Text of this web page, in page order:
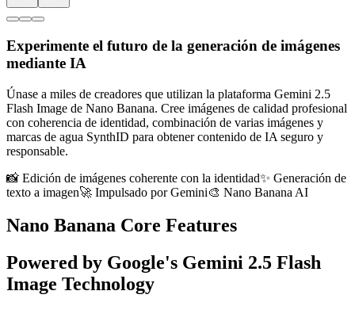
Experimente el futuro de la generación de imágenes
mediante IA
Únase a miles de creadores que utilizan la plataforma Gemini 2.5
Flash Image de Nano Banana. Cree imágenes de calidad profesional
con coherencia de identidad, combinación de varias imágenes y
marcas de agua SynthID para obtener contenido de IA seguro y
responsable.
📸 Edición de imágenes coherente con la identidad✨ Generación de
texto a imagen🚀 Impulsado por Gemini🎨 Nano Banana AI
Nano Banana Core Features
Powered by Google's Gemini 2.5 Flash
Image Technology